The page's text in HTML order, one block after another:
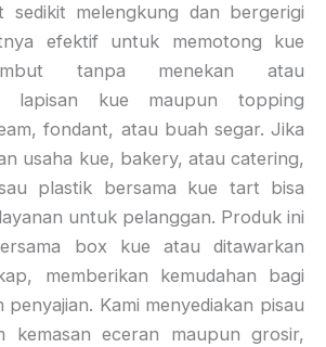
sedikit melengkung dan bergerigi
efektif untuk memotong kue
tanpa menekan atau
lapisan kue maupun topping
fondant, atau buah segar. Jika
usaha kue, bakery, atau catering,
plastik bersama kue tart bisa
untuk pelanggan. Produk ini
box kue atau ditawarkan
memberikan kemudahan bagi
penyajian. Kami menyediakan pisau
kemasan eceran maupun grosir,